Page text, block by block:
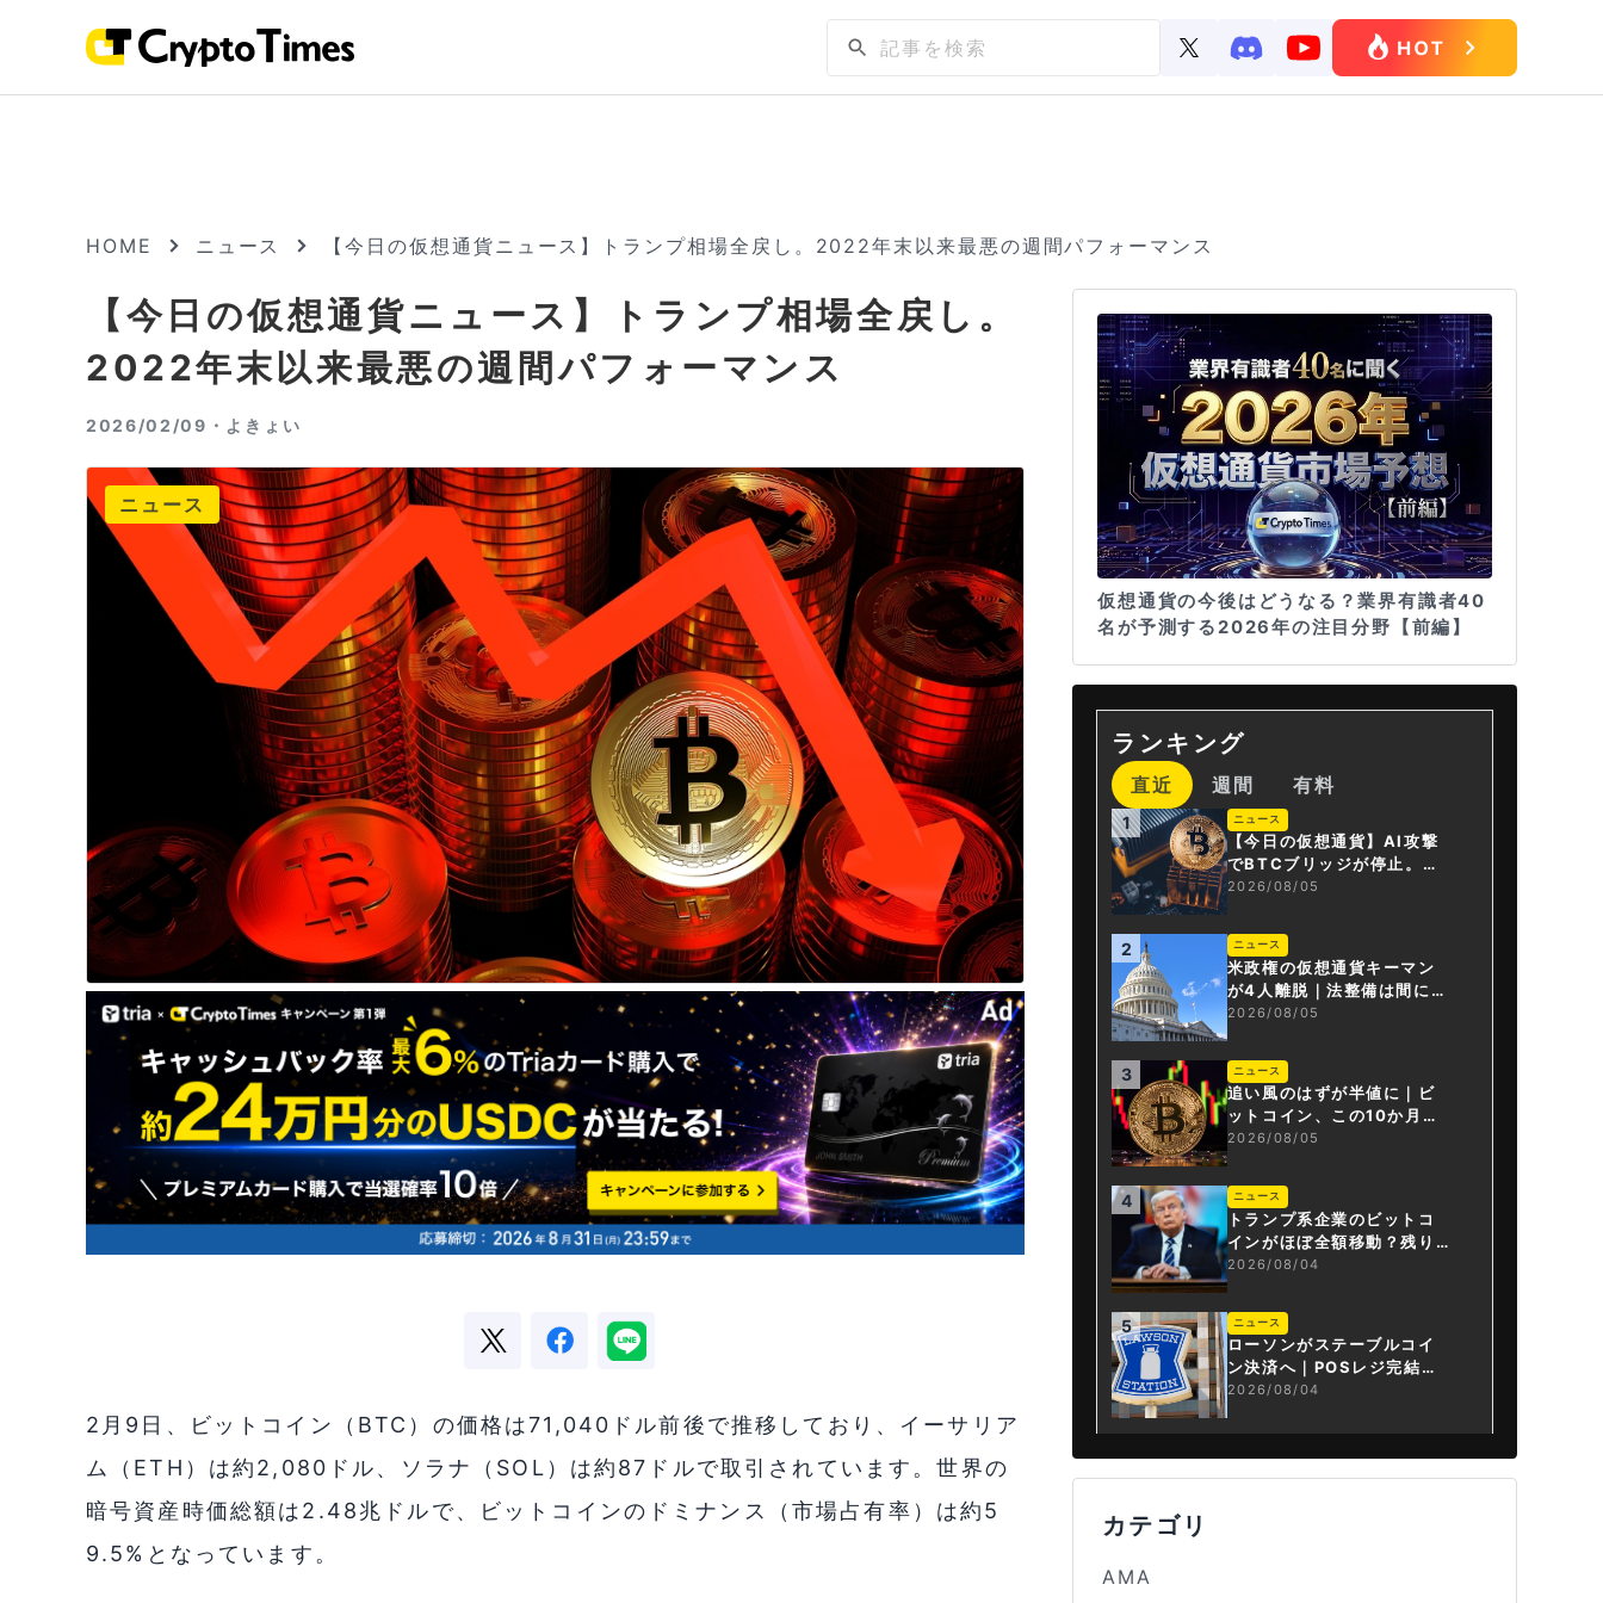
HOME ニュース 【今日の仮想通貨ニュース】トランプ相場全戻し。2022年末以来最悪の週間パフォーマンス
【今日の仮想通貨ニュース】トランプ相場全戻し。
2022年末以来最悪の週間パフォーマンス
2026/02/09・ よきょい
ニュース
2月9日、ビットコイン（BTC）の価格は71,040ドル前後で推移しており、イーサリア
ム（ETH）は約2,080ドル、ソラナ（SOL）は約87ドルで取引されています。世界の
暗号資産時価総額は2.48兆ドルで、ビットコインのドミナンス（市場占有率）は約5
9.5%となっています。
仮想通貨の今後はどうなる？業界有識者40
名が予測する2026年の注目分野【前編】
ランキング
直近 週間 有料
1 ニュース
【今日の仮想通貨】AI攻撃
でBTCブリッジが停止。金
融庁が「暗号資産・ステー
2026/08/05
2 ニュース
米政権の仮想通貨キーマン
が4人離脱｜法整備は間に合
うか
2026/08/05
3 ニュース
追い風のはずが半値に｜ビ
ットコイン、この10か月で
何が起きたか
2026/08/05
4 ニュース
トランプ系企業のビットコ
インがほぼ全額移動？残り
は3.43BTCか
2026/08/04
5 ニュース
ローソンがステーブルコイ
ン決済へ｜POSレジ完結は
国内初
2026/08/04
カテゴリ
AMA